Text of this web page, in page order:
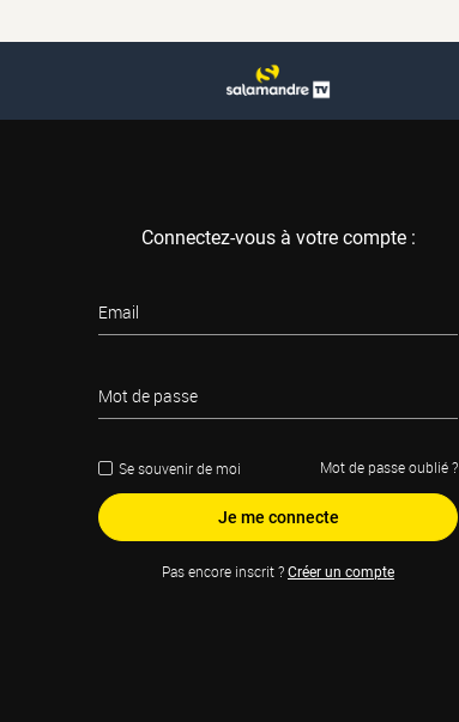
Connectez-vous à votre compte :
Email
Mot de passe
Se souvenir de moi Mot de passe oublié ?
Je me connecte
Pas encore inscrit ? Créer un compte